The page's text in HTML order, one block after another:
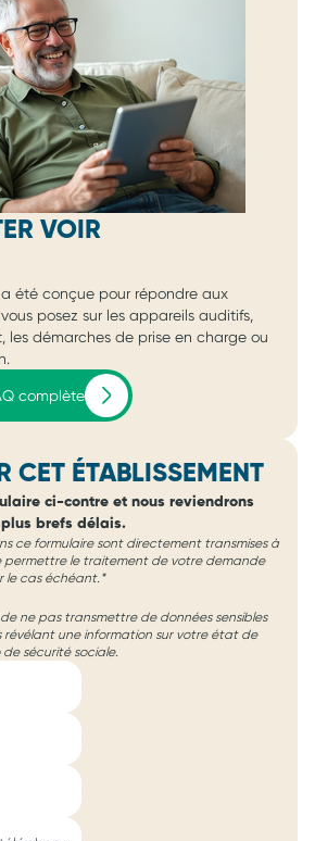
VOIR
été conçue pour répondre aux
posez sur les appareils auditifs,
les démarches de prise en charge ou
complète
CET ÉTABLISSEMENT
ci-contre et nous reviendrons
brefs délais.
ce formulaire sont directement transmises à
permettre le traitement de votre demande
le cas échéant.*
de ne pas transmettre de données sensibles
révélant une information sur votre état de
sécurité sociale.